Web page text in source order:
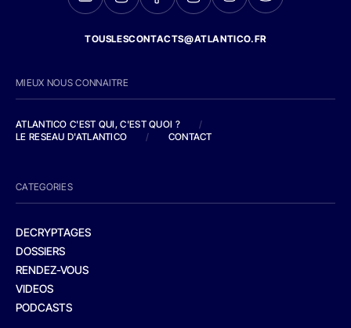
TOUSLESCONTACTS@ATLANTICO.FR
MIEUX NOUS CONNAITRE
ATLANTICO C'EST QUI, C'EST QUOI ?
/
LE RESEAU D'ATLANTICO
/ CONTACT
CATEGORIES
DECRYPTAGES
DOSSIERS
RENDEZ-VOUS
VIDEOS
PODCASTS